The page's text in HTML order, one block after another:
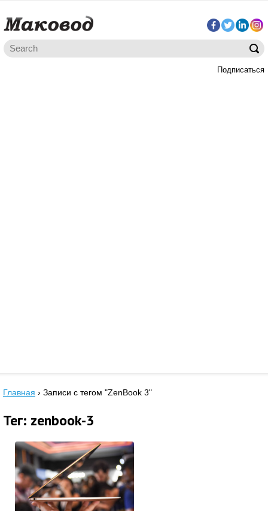
Подписаться
Главная › Записи с тегом "ZenBook 3"
Тег: zenbook-3